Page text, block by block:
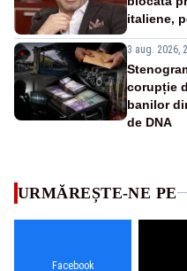
italiene,
3 aug. 2026,
corupție
banilor
de DNA
URMĂREȘTE-NE PE
Facebook